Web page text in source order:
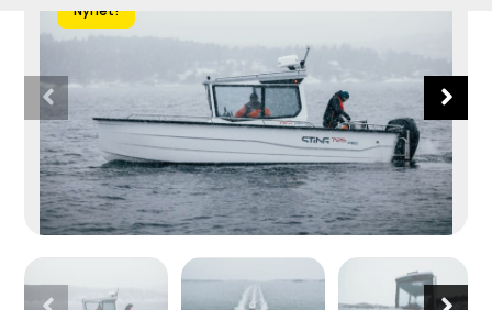
Nyhet!